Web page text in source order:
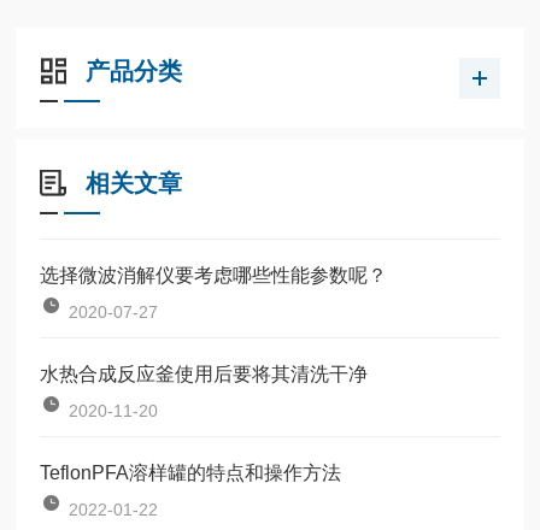
产品分类
相关文章
选择微波消解仪要考虑哪些性能参数呢？
2020-07-27
水热合成反应釜使用后要将其清洗干净
2020-11-20
TeflonPFA溶样罐的特点和操作方法
2022-01-22